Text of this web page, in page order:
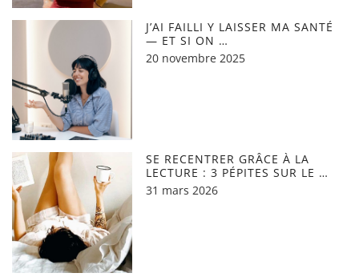
J’AI FAILLI Y LAISSER MA SANTÉ
— ET SI ON …
20 novembre 2025
SE RECENTRER GRÂCE À LA
LECTURE : 3 PÉPITES SUR LE …
31 mars 2026